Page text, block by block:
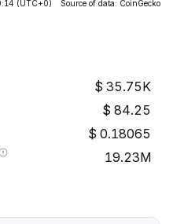
(UTC+0) Source of data: CoinGecko
35.75K
84.25
0.18065
19.23M